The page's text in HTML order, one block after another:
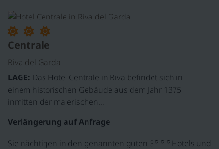
Centrale
Riva del Garda
LAGE:
einem historischen Gebäude aus dem Jahr 1375
inmitten der malerischen…
Verlängerung auf Anfrage
Sie nächtigen in den genannten guten 3☼☼☼ Hotels und